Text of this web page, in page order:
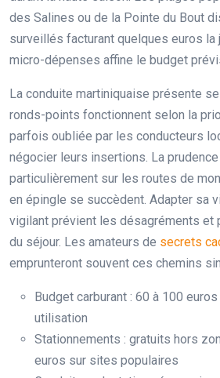
des Salines ou de la Pointe du Bout
surveillés facturant quelques euros la
micro-dépenses affine le budget
La conduite martiniquaise présente
ronds-points fonctionnent selon la
parfois oubliée par les conducteurs
négocier leurs insertions. La prudence
particulièrement sur les routes de
en épingle se succèdent. Adapter sa
vigilant prévient les désagréments et
du séjour. Les amateurs de secrets
emprunteront souvent ces chemins
Budget carburant : 60 à 100
utilisation
Stationnements : gratuits hors
euros sur sites populaires